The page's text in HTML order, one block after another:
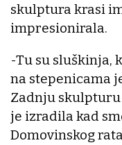
skulptura krasi
impresionirala.
-Tu su sluškinja,
na stepenicama
Zadnju
je izradila kad
Domovinskog